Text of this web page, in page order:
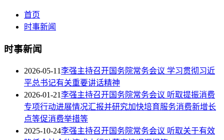
首页
时事新闻
时事新闻
2026-05-11李强主持召开国务院常务会议 学习贯彻习近
平总书记有关重要讲话精神
2026-01-21李强主持召开国务院常务会议 听取提振消费
专项行动进展情况汇报并研究加快培育服务消费新增长
点等促消费举措等
2025-10-24李强主持召开国务院常务会议 听取关于有效